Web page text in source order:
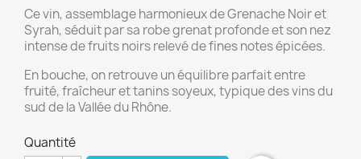
Ce vin, assemblage harmonieux de Grenache Noir et
Syrah, séduit par sa robe grenat profonde et son nez
intense de fruits noirs relevé de fines notes épicées.
En bouche, on retrouve un équilibre parfait entre
fruité, fraîcheur et tanins soyeux, typique des vins du
sud de la Vallée du Rhône.
Quantité